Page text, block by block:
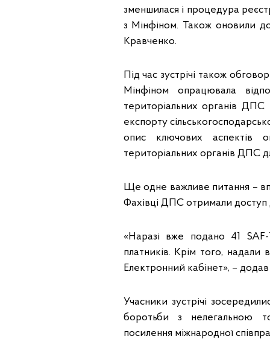
зменшилася і процедура
з Мінфіном. Також оновили
Кравченко.
Під час зустрічі також
Мінфіном опрацювала
територіальних органів ДПС
експорту
опис ключових аспектів
територіальних органів ДПС
Ще одне важливе питання –
Фахівці ДПС отримали доступ
«Наразі вже подано 41
платників. Крім того, надали
Електронний кабінет», –
Учасники зустрічі
боротьби з нелегальною
посилення міжнародної